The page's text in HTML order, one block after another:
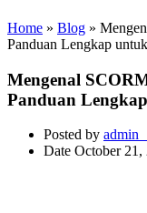
Home » Blog »
Panduan Lengkap
Mengenal
Panduan
Posted by
Date October 21,